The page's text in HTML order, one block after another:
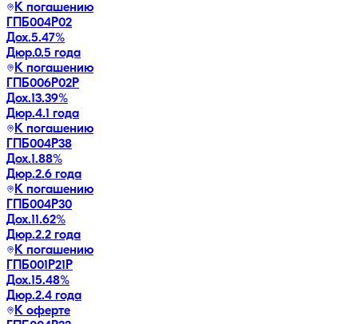
К погашению
ГПБ004Р02
Дох.5.47%
Дюр.0.5 года
К погашению
ГПБ006Р02P
Дох.13.39%
Дюр.4.1 года
К погашению
ГПБ004Р38
Дох.1.88%
Дюр.2.6 года
К погашению
ГПБ004Р30
Дох.11.62%
Дюр.2.2 года
К погашению
ГПБ001P21P
Дох.15.48%
Дюр.2.4 года
К оферте